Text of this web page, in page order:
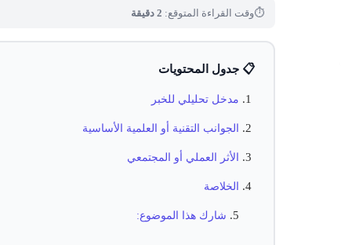
⏱وقت القراءة المتوقع: 2 دقيقة
📋 جدول المحتويات
مدخل تحليلي للخبر
الجوانب التقنية أو العلمية الأساسية
الأثر العملي أو المجتمعي
الخلاصة
شارك هذا الموضوع: